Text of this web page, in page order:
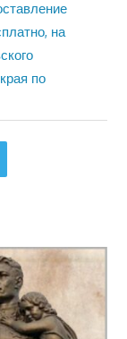
на
по